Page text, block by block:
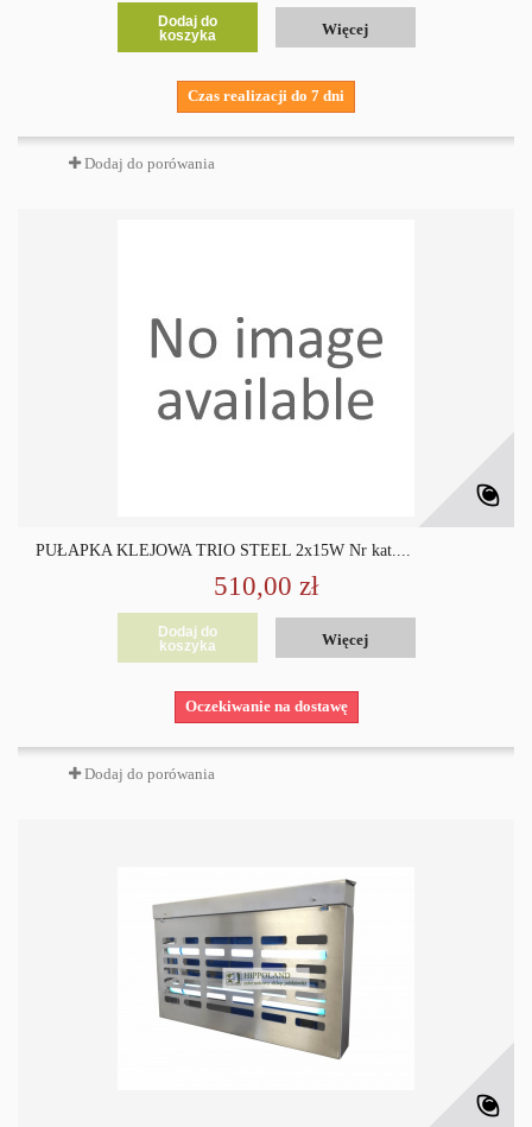
Dodaj do
koszyka
Więcej
Czas realizacji do 7 dni
Dodaj do porówania
PUŁAPKA KLEJOWA TRIO STEEL 2x15W Nr kat....
510,00 zł
Dodaj do
koszyka
Więcej
Oczekiwanie na dostawę
Dodaj do porówania